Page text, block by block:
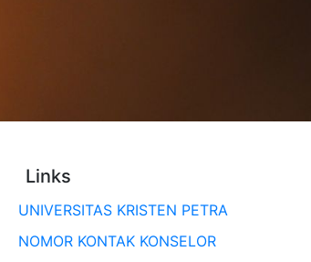
Links
UNIVERSITAS KRISTEN PETRA
NOMOR KONTAK KONSELOR